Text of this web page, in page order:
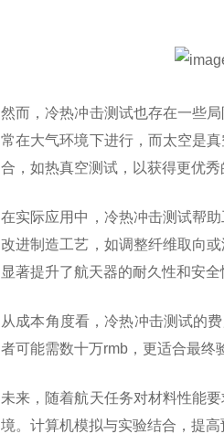
然而，冷热冲击测试也存在一些
常在大气环境下进行，而太空是
合，如热真空测试，以获得更优秀
在实际应用中，冷热冲击测试帮
改进制造工艺，如调整纤维取向
显著提升了航天器的耐久性和安全
从成本角度看，冷热冲击测试的
者可能需数十万rmb，更适合最终
未来，随着航天任务对材料性能
境。计算机模拟与实验结合，提